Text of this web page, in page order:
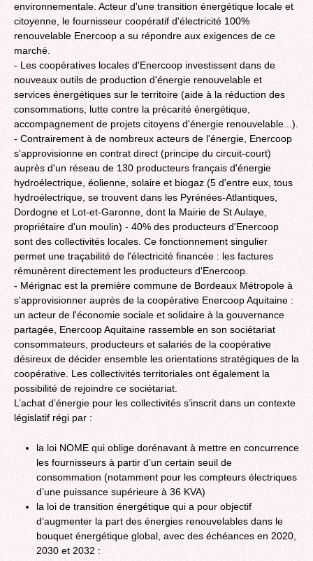
environnementale. Acteur d'une transition énergétique locale et
citoyenne, le fournisseur coopératif d'électricité 100%
renouvelable Enercoop a su répondre aux exigences de ce
marché.
- Les coopératives locales d'Enercoop investissent dans de
nouveaux outils de production d'énergie renouvelable et
services énergétiques sur le territoire (aide à la réduction des
consommations, lutte contre la précarité énergétique,
accompagnement de projets citoyens d'énergie renouvelable...).
- Contrairement à de nombreux acteurs de l'énergie, Enercoop
s'approvisionne en contrat direct (principe du circuit-court)
auprès d'un réseau de 130 producteurs français d'énergie
hydroélectrique, éolienne, solaire et biogaz (5 d'entre eux, tous
hydroélectrique, se trouvent dans les Pyrénées-Atlantiques,
Dordogne et Lot-et-Garonne, dont la Mairie de St Aulaye,
propriétaire d'un moulin) - 40% des producteurs d'Enercoop
sont des collectivités locales. Ce fonctionnement singulier
permet une traçabilité de l'électricité financée : les factures
rémunèrent directement les producteurs d'Enercoop.
- Mérignac est la première commune de Bordeaux Métropole à
s'approvisionner auprès de la coopérative Enercoop Aquitaine :
un acteur de l'économie sociale et solidaire à la gouvernance
partagée, Enercoop Aquitaine rassemble en son sociétariat
consommateurs, producteurs et salariés de la coopérative
désireux de décider ensemble les orientations stratégiques de la
coopérative. Les collectivités territoriales ont également la
possibilité de rejoindre ce sociétariat.
L’achat d’énergie pour les collectivités s’inscrit dans un contexte
législatif régi par :
la loi NOME qui oblige dorénavant à mettre en concurrence
les fournisseurs à partir d’un certain seuil de
consommation (notamment pour les compteurs électriques
d’une puissance supérieure à 36 KVA)
la loi de transition énergétique qui a pour objectif
d’augmenter la part des énergies renouvelables dans le
bouquet énergétique global, avec des échéances en 2020,
2030 et 2032 :